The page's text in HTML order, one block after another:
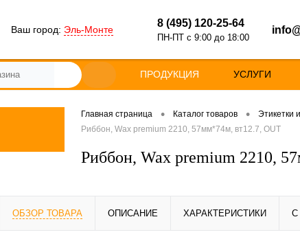
Ваш город: Эль-Монте
8 (495) 120-25-64
ПН-ПТ с 9:00 до 18:00
ПРОДУКЦИЯ УСЛУГИ
Главная страница • Каталог товаров • Этикетки
Риббон, Wax premium 2210, 57мм*74м, вт12.7, OUT
Риббон, Wax premium 2210,
ОБЗОР ТОВАРА ОПИСАНИЕ ХАРАКТЕРИСТИКИ С